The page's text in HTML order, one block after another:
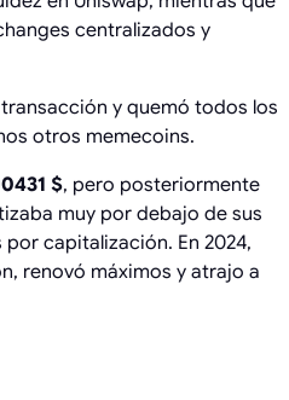
centralizados y
y quemó todos los
otros memecoins.
$, pero posteriormente
muy por debajo de sus
capitalización. En 2024,
renovó máximos y atrajo a